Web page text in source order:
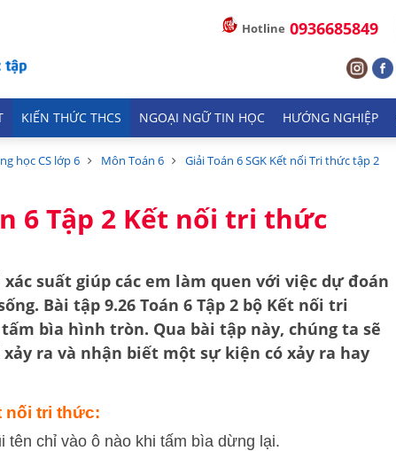
Hotline 0936685849
KIẾN THỨC THCS NGOẠI NGỮ TIN HỌC HƯỚNG NGHIỆP
học CS lớp 6 Môn Toán 6
Giải Toán 6 SGK Kết nối Tri thức tập 2
6 Tập 2 Kết nối tri thức
suất giúp các em làm quen với việc dự đoán
Bài tập 9.26 Toán 6 Tập 2 bộ Kết nối tri
bìa hình tròn. Qua bài tập này, chúng ta sẽ
ra và nhận biết một sự kiện có xảy ra hay
nối tri thức:
chỉ vào ô nào khi tấm bìa dừng lại.